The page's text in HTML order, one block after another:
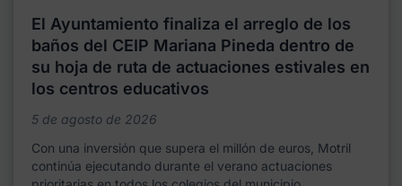
El Ayuntamiento finaliza el arreglo de los
baños del CEIP Mariana Pineda dentro de
su hoja de ruta de actuaciones estivales en
los centros educativos
5 de agosto de 2026
Con una inversión que supera el millón de euros, Motril
continúa ejecutando durante el verano actuaciones